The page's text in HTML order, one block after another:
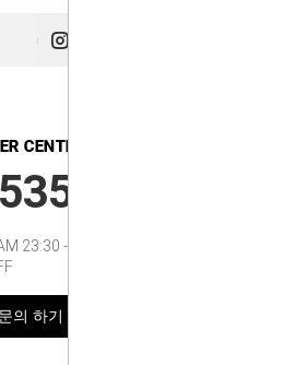
2217~8
23:30 - 12:00
의 하기